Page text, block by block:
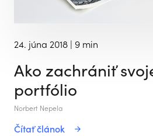
24. júna 2018 | 9 min
Ako zachrániť
portfólio
Norbert Nepela
Čítať článok